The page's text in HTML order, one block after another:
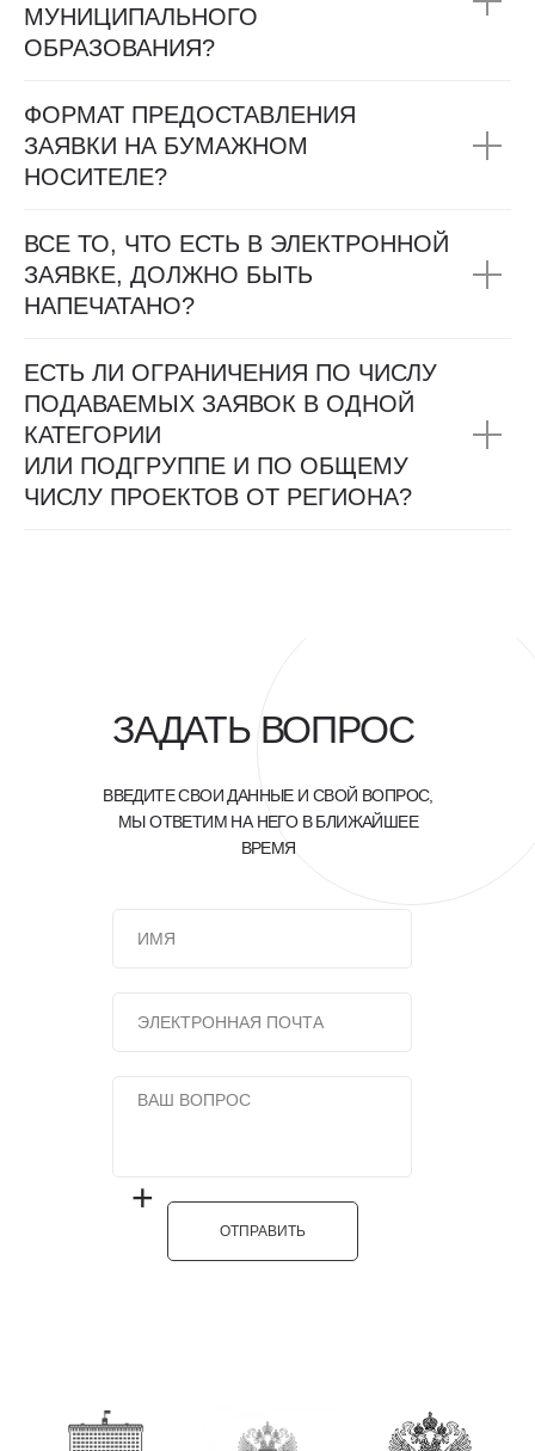
МУНИЦИПАЛЬНОГО
ОБРАЗОВАНИЯ?
ФОРМАТ ПРЕДОСТАВЛЕНИЯ
ЗАЯВКИ НА БУМАЖНОМ
НОСИТЕЛЕ?
ВСЕ ТО, ЧТО ЕСТЬ В ЭЛЕКТРОННОЙ
ЗАЯВКЕ, ДОЛЖНО БЫТЬ
НАПЕЧАТАНО?
ЕСТЬ ЛИ ОГРАНИЧЕНИЯ ПО ЧИСЛУ
ПОДАВАЕМЫХ ЗАЯВОК В ОДНОЙ
КАТЕГОРИИ
ИЛИ ПОДГРУППЕ И ПО ОБЩЕМУ
ЧИСЛУ ПРОЕКТОВ ОТ РЕГИОНА?
ВВЕДИТЕ СВОИ ДАННЫЕ И СВОЙ ВОПРОС,
МЫ ОТВЕТИМ НА НЕГО В БЛИЖАЙШЕЕ
ВРЕМЯ
ЗАДАТЬ ВОПРОС
ОТПРАВИТЬ
+